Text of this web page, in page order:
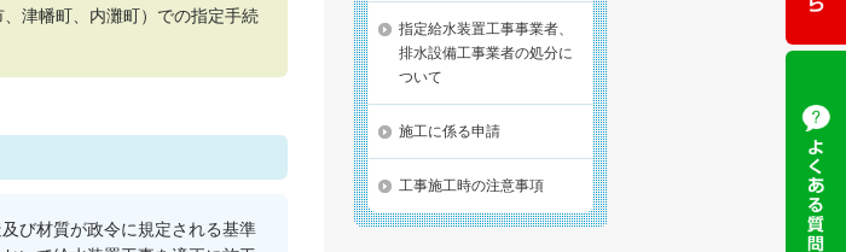
津幡町、内灘町）での指定手続
び材質が政令に規定される基準
指定給水装置工事事業者、
排水設備工事業者の処分に
ついて
施工に係る申請
工事施工時の注意事項